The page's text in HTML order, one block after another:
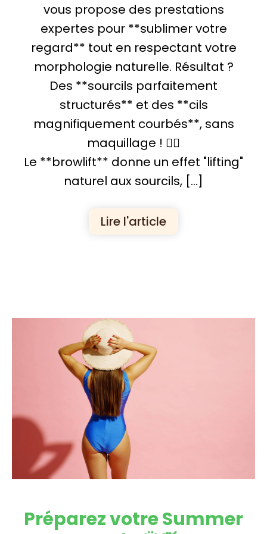
vous propose des prestations
expertes pour **sublimer votre
regard** tout en respectant votre
morphologie naturelle. Résultat ?
Des **sourcils parfaitement
structurés** et des **cils
magnifiquement courbés**, sans
maquillage ! 💁‍♀️
Le **browlift** donne un effet "lifting"
naturel aux sourcils, […]
Lire l'article
Préparez votre Summer